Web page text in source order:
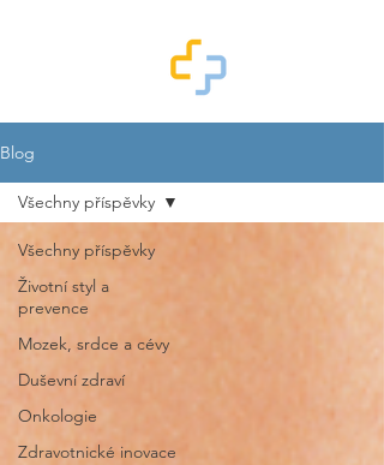
Blog
Všechny příspěvky
Životní styl a
prevence
Mozek, srdce a cévy
Duševní zdraví
Onkologie
Zdravotnické inovace
Všechny příspěvky